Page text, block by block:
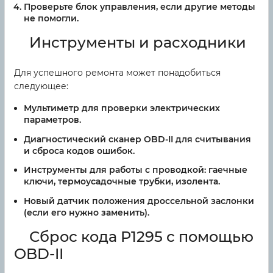
Проверьте блок управления, если другие методы
не помогли.
Инструменты и расходники
Для успешного ремонта может понадобиться
следующее:
Мультиметр для проверки электрических
параметров.
Диагностический сканер OBD-II для считывания
и сброса кодов ошибок.
Инструменты для работы с проводкой: гаечные
ключи, термоусадочные трубки, изолента.
Новый датчик положения дроссельной заслонки
(если его нужно заменить).
Сброс кода P1295 с помощью
OBD-II